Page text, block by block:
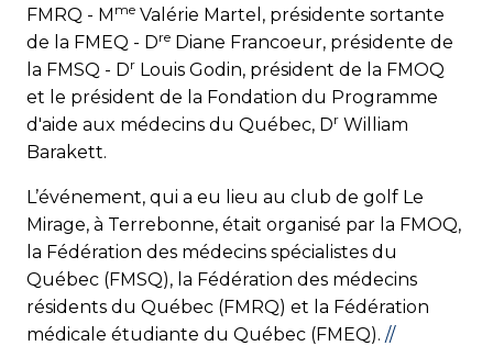
FMRQ - M me Valérie Martel, présidente sortante
de la FMEQ - Dre Diane Francoeur, présidente de
la FMSQ - Dr Louis Godin, président de la FMOQ
et le président de la Fondation du Programme
d'aide aux médecins du Québec, Dr William
Barakett.
L’événement, qui a eu lieu au club de golf Le
Mirage, à Terrebonne, était organisé par la FMOQ,
la Fédération des médecins spécialistes du
Québec (FMSQ), la Fédération des médecins
résidents du Québec (FMRQ) et la Fédération
médicale étudiante du Québec (FMEQ). //